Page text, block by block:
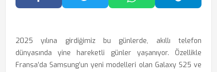
Facebook'ta PaylaşTwitter'da PaylaşWhatsApp'ta Paylaş
2025 yılına girdiğimiz bu günlerde, akıllı telefon
dünyasında yine hareketli günler yaşanıyor. Özellikle
Fransa’da Samsung’un yeni modelleri olan Galaxy S25 ve